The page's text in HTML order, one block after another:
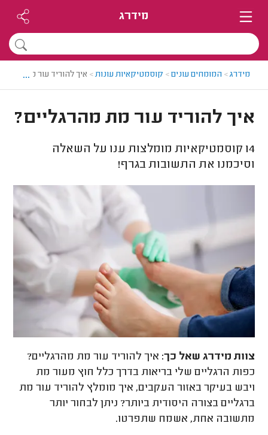
מידרג
מידרג> המומחים עונים> קוסמטיקאיות עונות> איך להוריד עור מת...
איך להוריד עור מת מהרגליים?
14 קוסמטיקאיות מומלצות ענו על השאלה
וסיכמנו את התשובות בגרף!
צוות מידרג שאל כך: איך להוריד עור מת מהרגליים?
כפות הרגליים שלי בריאות בדרך כלל חוץ מעור מת
ויבש בעיקר באזור העקבים, איך מומלץ להוריד עור מת
ברגליים בצורה היסודית ביותר? ניתן לבחור יותר
מתשובה אחת, אשמח שתפרטו.